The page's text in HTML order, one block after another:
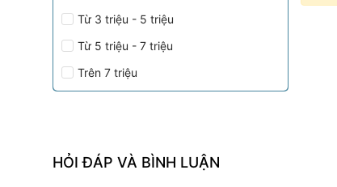
Từ 3 triệu - 5 triệu
Từ 5 triệu - 7 triệu
Trên 7 triệu
HỎI ĐÁP VÀ BÌNH LUẬN